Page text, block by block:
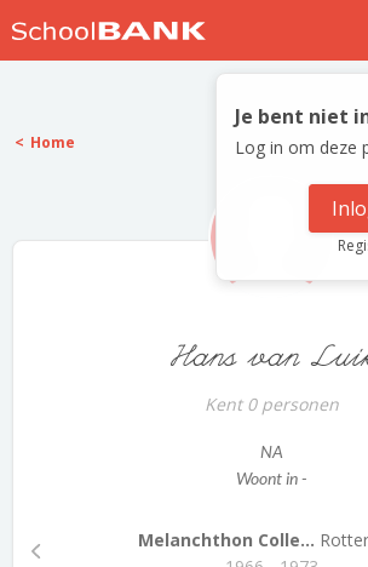
Nostalgische verhalen
Log in
Meld je gratis aan
Je bent niet
Log in om deze
Home
Hans van
Kent 0 personen
NA
Woont in -
Melanchthon Colle...